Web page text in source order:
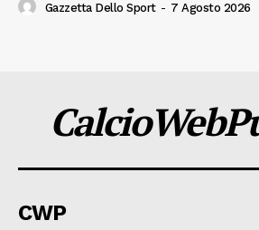
Gazzetta Dello Sport - 7 Agosto 2026
CWP